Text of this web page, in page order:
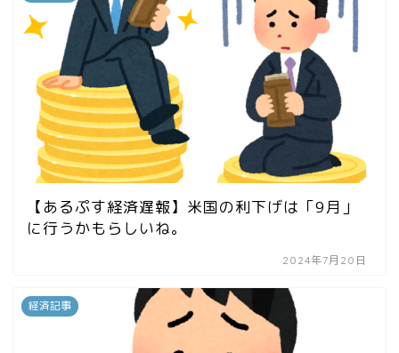
【あるぷす経済遅報】米国の利下げは「9月」
に行うかもらしいね。
2024年7月20日
経済記事